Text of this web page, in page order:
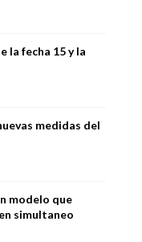
la fecha 15 y la
medidas del
modelo que
simultaneo